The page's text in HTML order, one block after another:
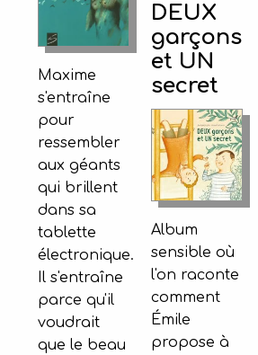
Maxime
s'entraîne
pour
ressembler
aux géants
qui brillent
dans sa
tablette
électronique.
Il s'entraîne
parce qu'il
voudrait
que le beau
DEUX
garçons
et UN
secret
Album
sensible où
l'on raconte
comment
Émile
propose à